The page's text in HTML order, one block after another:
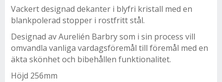
Vackert designad dekanter i blyfri kristall med en
blankpolerad stopper i rostfritt stål.
Designad av Aurelién Barbry som i sin process vill
omvandla vanliga vardagsföremål till föremål med en
äkta skönhet och bibehållen funktionalitet.
Höjd 256mm